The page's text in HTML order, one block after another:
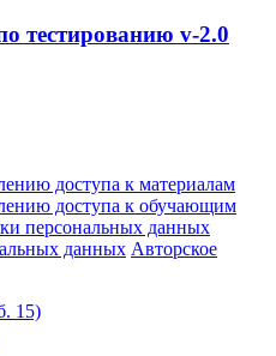
тестированию v-2.0
доступа к материалам
доступа к обучающим
персональных данных
данных Авторское
15)